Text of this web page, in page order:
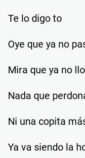
Te lo digo to
Oye que ya no
Mira que ya no
Nada que
Ni una copita
Ya va siendo la